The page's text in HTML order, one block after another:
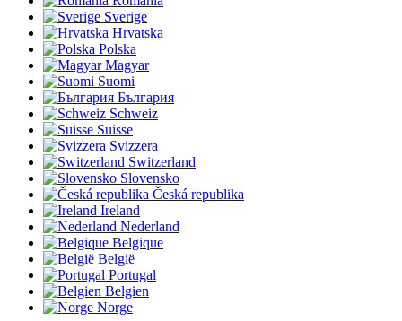
Sverige
Hrvatska
Polska
Magyar
Suomi
България
Schweiz
Suisse
Svizzera
Switzerland
Slovensko
Česká republika
Ireland
Nederland
Belgique
België
Portugal
Belgien
Norge